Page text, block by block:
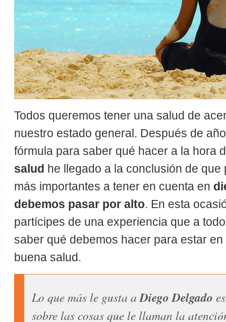
Todos queremos tener una salud de
nuestro estado general. Después de
fórmula para saber qué hacer a la hora
salud he llegado a la conclusión de
más importantes a tener en cuenta en
debemos pasar por alto. En esta
partícipes de una experiencia que a
saber qué debemos hacer para estar
buena salud.
Lo que más le gusta a Diego Delgado
sobre las cosas que le llaman la